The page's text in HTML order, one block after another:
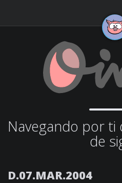
Navegando por ti
de
D.07.MAR.2004